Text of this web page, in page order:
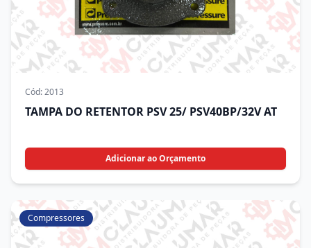
Cód:2013
TAMPA DO RETENTOR PSV 25/ PSV40BP/32V AT
Adicionar ao Orçamento
Compressores